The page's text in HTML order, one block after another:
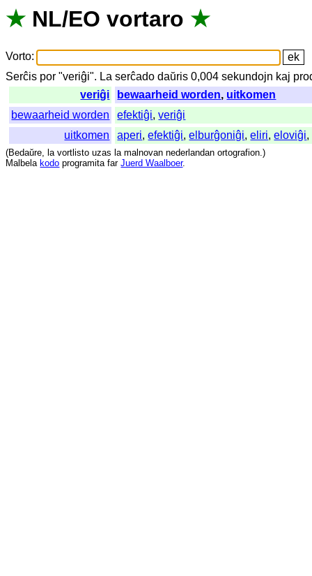
★ NL/EO vortaro ★
Vorto:
Serĉis por "veriĝi". La serĉado daŭris 0,004sekundojn kaj
veriĝi
bewaarheid worden, uitkomen
bewaarheid worden
efektiĝi,veriĝi
uitkomen
aperi,efektiĝi,elburĝoniĝi,eliri,eloviĝi,
(Bedaŭre, la vortlisto uzas la malnovan nederlandan ortografion.)
Malbela kodo programita far Juerd Waalboer.